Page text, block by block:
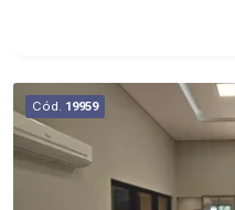
Bonfim Paulista; - para
imobiliária é Ribeirão
Professor João Fiusa;
Cód. 19959